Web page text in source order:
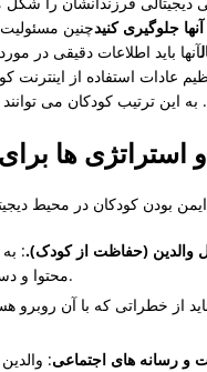
جلوگیری کنیدچنین
آنها باید اطلاعات دقیقی در
عادات استفاده از اینترنت
استراتژی ها
والدین (حفاظت از کودک).:
محتوا و دسترسی نامناسب را مسدود کرد.
از خطراتی که با آن روبرو
و رسانه های اجتماعی: